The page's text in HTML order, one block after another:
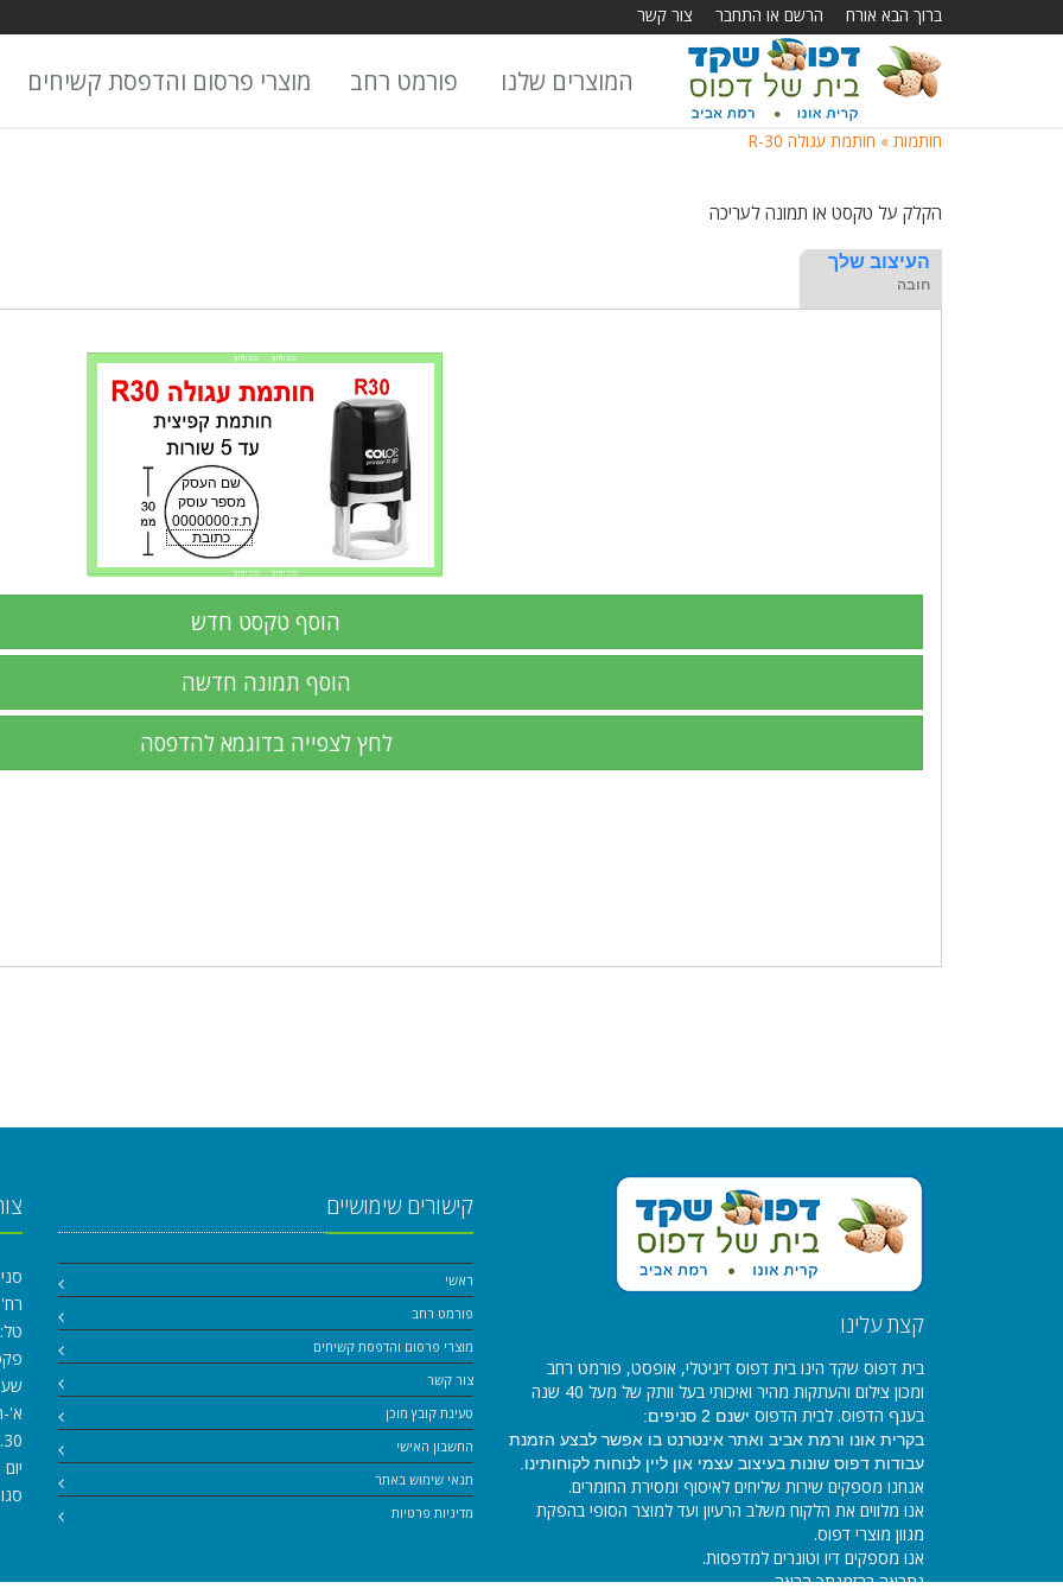
ברוך הבא אורח הרשם או התחבר צור קשר
המוצרים שלנו פורמט רחב מוצרי פרסום והדפסת קשיחים
חותמות » חותמת עגולה R-30
הקלק על טקסט או תמונה לעריכה
העיצוב שלך
חובה
קצת עלינו
בית דפוס שקד הינו בית דפוס דיגיטלי, אופסט, פורמט רחב
ומכון צילום והעתקות מהיר ואיכותי בעל וותק של מעל 40 שנה
בענף הדפוס. לבית הדפוס ישנם 2 סניפים:
בקרית אונו ורמת אביב ואתר אינטרנט בו אפשר לבצע הזמנת
עבודות דפוס שונות בעיצוב עצמי און ליין לנוחות לקוחותינו.
אנחנו מספקים שירות שליחים לאיסוף ומסירת החומרים.
אנו מלווים את הלקוח משלב הרעיון ועד למוצר הסופי בהפקת
מגוון מוצרי דפוס.
אנו מספקים דיו וטונרים למדפסות.
נתראה בהזמנתך הבאה...
קישורים שימושיים
ראשי
פורמט רחב
מוצרי פרסום והדפסת קשיחים
צור קשר
טעינת קובץ מוכן
החשבון האישי
תנאי שימוש באתר
מדיניות פרטיות
רח'
טל:
פקס: 03-
יום